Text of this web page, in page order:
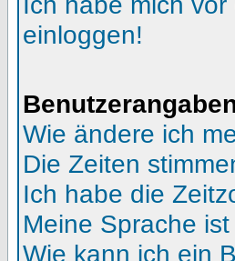
einloggen!
Wie ändere ich
Die Zeiten
Ich habe die
Meine Sprache
Wie kann ich ein